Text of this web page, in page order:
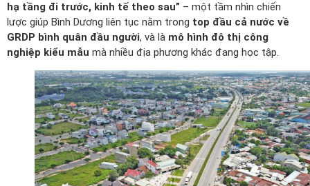
hạ tầng đi trước, kinh tế theo sau” – một tầm nhìn chiến
lược giúp Bình Dương liên tục nằm trong top đầu cả nước về
GRDP bình quân đầu người, và là mô hình đô thị công
nghiệp kiểu mẫu mà nhiều địa phương khác đang học tập.